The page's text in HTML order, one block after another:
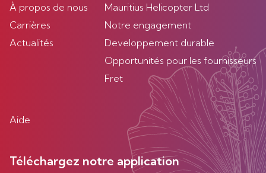
À propos de nous
Carrières
Actualités
Mauritius Helicopter Ltd
Notre engagement
Developpement durable
Opportunités pour les fournisseurs
Fret
Aide
Téléchargez notre application